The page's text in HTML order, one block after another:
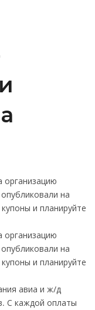
организацию
на
и планируйте
организацию
на
и планируйте
авиа и ж/д
С каждой оплаты